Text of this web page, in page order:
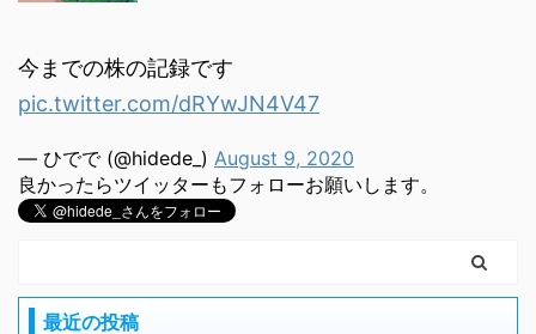
今までの株の記録です
pic.twitter.com/dRYwJN4V47
— ひでで (@hidede_) August 9, 2020
良かったらツイッターもフォローお願いします。
最近の投稿